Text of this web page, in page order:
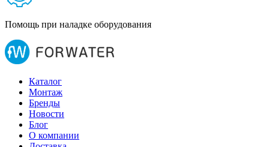
Помощь при наладке оборудования
Каталог
Монтаж
Бренды
Новости
Блог
О компании